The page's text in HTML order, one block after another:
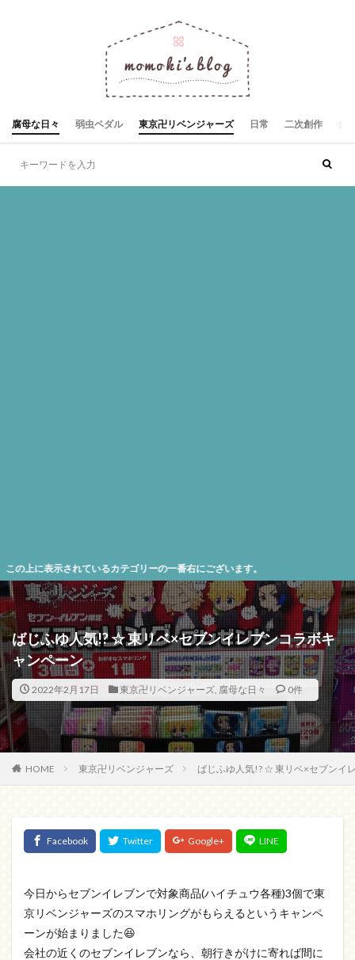
腐母な日々 弱虫ペダル 東京卍リベンジャーズ 日常 二次創作 お
されているカテゴリーの一番右にございます。
ばじふゆ人気!? ☆ 東リベ×セブンイレブンコラボキ
ャンペーン
2022年2月17日 東京卍リベンジャーズ, 腐母な日々 0件
HOME 東京卍リベンジャーズ ばじふゆ人気!? ☆ 東リベ×セブンイ
今日からセブンイレブンで対象商品(ハイチュウ各種)3個で東
京リベンジャーズのスマホリングがもらえるというキャンペ
ーンが始まりました😆
会社の近くのセブンイレブンなら、朝行きがけに寄れば間に